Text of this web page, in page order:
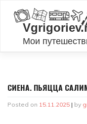
content
СИЕНА. ПЬЯЦЦА
Posted on 15.11.2025 | by